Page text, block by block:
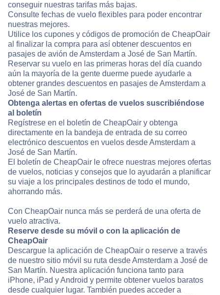
conseguir nuestras tarifas más bajas.
Consulte fechas de vuelo flexibles para poder encontrar
nuestras mejores.
Utilice los cupones y códigos de promoción de CheapOair
al finalizar la compra para así obtener descuentos en
pasajes de avión de Amsterdam a José de San Martín.
Reservar su vuelo en las primeras horas del día cuando
aún la mayoría de la gente duerme puede ayudarle a
obtener grandes descuentos en pasajes de Amsterdam a
José de San Martín.
Obtenga alertas en ofertas de vuelos suscribiéndose
al boletín
Regístrese en el boletín de CheapOair y obtenga
directamente en la bandeja de entrada de su correo
electrónico descuentos en vuelos desde Amsterdam a
José de San Martín.
El boletín de CheapOair le ofrece nuestras mejores ofertas
de vuelos, noticias y consejos que lo ayudarán a planificar
su viaje a los principales destinos de todo el mundo,
ahorrando más.
Con CheapOair nunca más se perderá de una oferta de
vuelo atractiva.
Reserve desde su móvil o con la aplicación de
CheapOair
Descargue la aplicación de CheapOair o reserve a través
de nuestro sitio móvil su ruta desde Amsterdam a José de
San Martín. Nuestra aplicación funciona tanto para
iPhone, iPad y Android y permite obtener vuelos baratos
desde cualquier lugar. También puedes acceder a